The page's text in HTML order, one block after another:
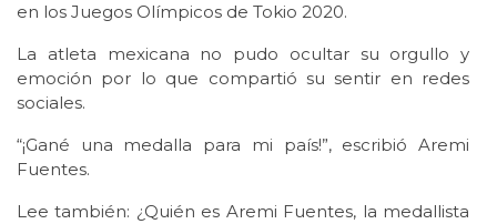
en los Juegos Olímpicos de Tokio 2020.
La atleta mexicana no pudo ocultar su orgullo y
emoción por lo que compartió su sentir en redes
sociales.
“¡Gané una medalla para mi país!”, escribió Aremi
Fuentes.
Lee también: ¿Quién es Aremi Fuentes, la medallista